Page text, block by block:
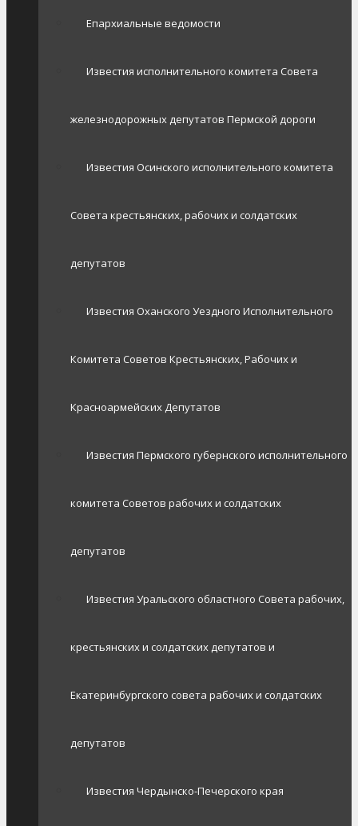
Епархиальные ведомости
Известия исполнительного комитета Совета
железнодорожных депутатов Пермской дороги
Известия Осинского исполнительного комитета
Совета крестьянских, рабочих и солдатских
депутатов
Известия Оханского Уездного Исполнительного
Комитета Советов Крестьянских, Рабочих и
Красноармейских Депутатов
Известия Пермского губернского исполнительного
комитета Советов рабочих и солдатских
депутатов
Известия Уральского областного Совета рабочих,
крестьянских и солдатских депутатов и
Екатеринбургского совета рабочих и солдатских
депутатов
Известия Чердынско-Печерского края